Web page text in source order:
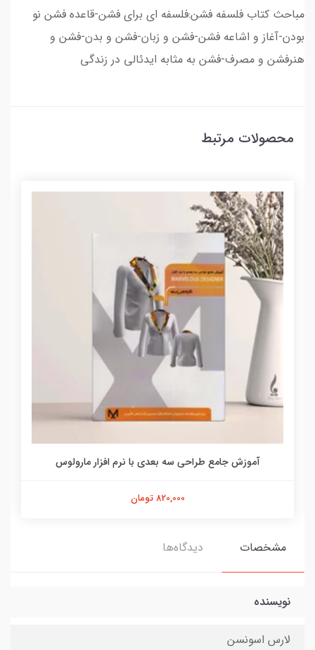
مباحث کتاب فلسفه فشن:فلسفه ای برای فشن-قاعده فشن نو
بودن-آغاز و اشاعه فشن-فشن و زبان-فشن و بدن-فشن و
هنرفشن و مصرف-فشن به مثابه ایدئالی در زندگی
محصولات مرتبط
آموزش جامع طراحی سه بعدی با نرم افزار مارولوس
820,000 تومان
مشخصات دیدگاه‌ها
نویسنده
لارس اسونسن